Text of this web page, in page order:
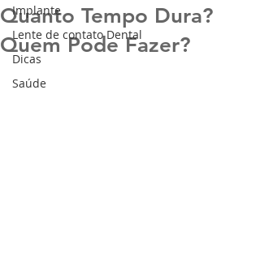
Implante
Lente de contato Dental
Dicas
Saúde
Quanto Tempo Dura?
Quem Pode Fazer?